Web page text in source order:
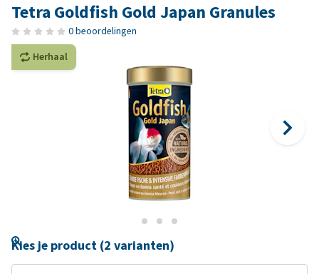
Tetra Goldfish Gold Japan Granules
0 beoordelingen
Herhaal
Kies je product (2 varianten)